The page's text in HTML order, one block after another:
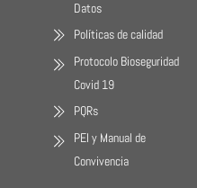
Datos
Políticas de calidad
Protocolo Bioseguridad
Covid 19
PQRs
PEI y Manual de
Convivencia